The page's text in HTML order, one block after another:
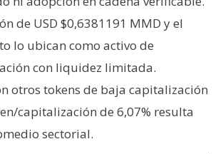
de USD $0,6381191 MMD y el
lo ubican como activo de
con liquidez limitada.
otros tokens de baja capitalización
capitalización de 6,07% resulta
sectorial.